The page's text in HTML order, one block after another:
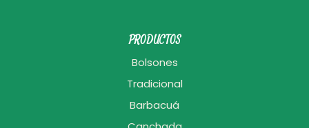
PRODUCTOS
Bolsones
Tradicional
Barbacuá